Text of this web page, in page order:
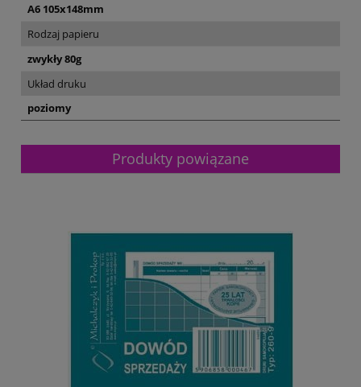
A6 105x148mm
Rodzaj papieru
zwykły 80g
Układ druku
poziomy
Produkty powiązane